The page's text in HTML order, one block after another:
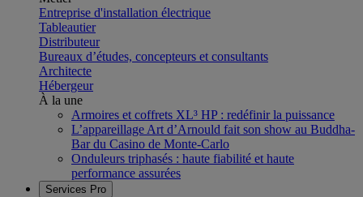
Entreprise d'installation électrique
Tableautier
Distributeur
Bureaux d’études, concepteurs et consultants
Architecte
Hébergeur
À la une
Armoires et coffrets XL³ HP : redéfinir la puissance
L’appareillage Art d’Arnould fait son show au Buddha-
Bar du Casino de Monte-Carlo
Onduleurs triphasés : haute fiabilité et haute
performance assurées
Services Pro